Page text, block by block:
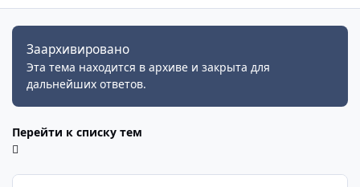
Заархивировано
Эта тема находится в архиве и закрыта для
дальнейших ответов.
Перейти к списку тем